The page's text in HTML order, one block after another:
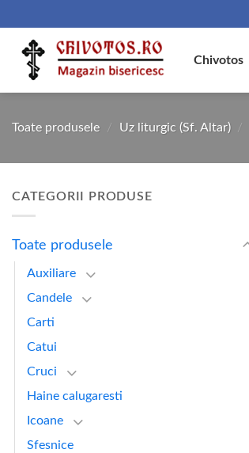
to
content
Chivotos
Toate produsele / Uz liturgic (Sf. Altar) /
CATEGORII PRODUSE
Toate produsele
Auxiliare
Candele
Carti
Catui
Cruci
Haine calugaresti
Icoane
Sfesnice